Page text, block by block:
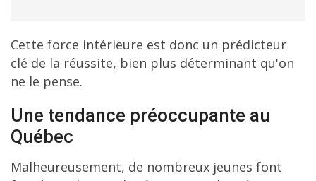
Cette force intérieure est donc un prédicteur
clé de la réussite, bien plus déterminant qu'on
ne le pense.
Une tendance préoccupante au
Québec
Malheureusement, de nombreux jeunes font